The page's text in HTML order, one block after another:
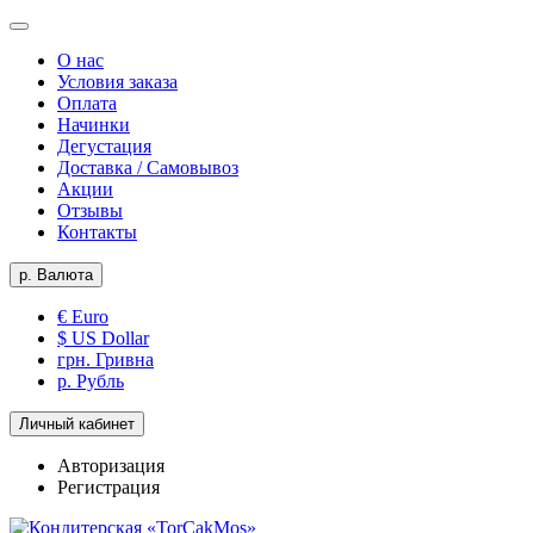
О нас
Условия заказа
Оплата
Начинки
Дегустация
Доставка / Самовывоз
Акции
Отзывы
Контакты
р. Валюта
€ Euro
$ US Dollar
грн. Гривна
р. Рубль
Личный кабинет
Авторизация
Регистрация